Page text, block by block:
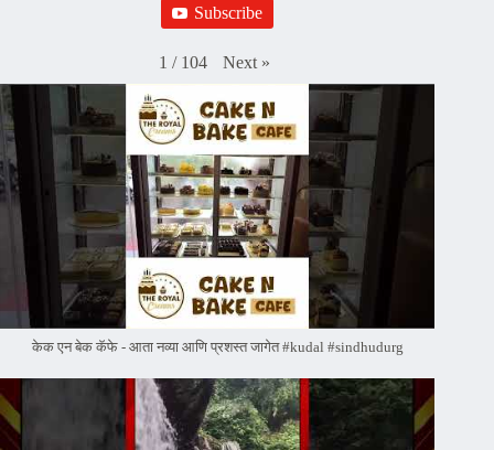
Subscribe
1 / 104 Next »
केक एन बेक कॅफे - आता नव्या आणि प्रशस्त जागेत #kudal #sindhudurg